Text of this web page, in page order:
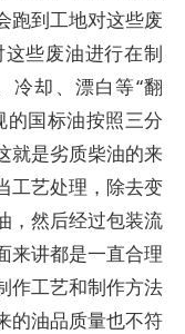
跑到工地对这些废
些废油进行在制
冷却、漂白等“翻
的国标油按照三分
就是劣质柴油的来
工艺处理，除去变
，然后经过包装流
来讲都是一直合理
作工艺和制作方法
的油品质量也不符